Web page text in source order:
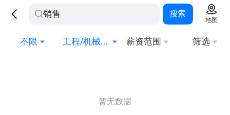
搜索
地图
不限 工程/机械/能源 薪资范围 筛选
暂无数据